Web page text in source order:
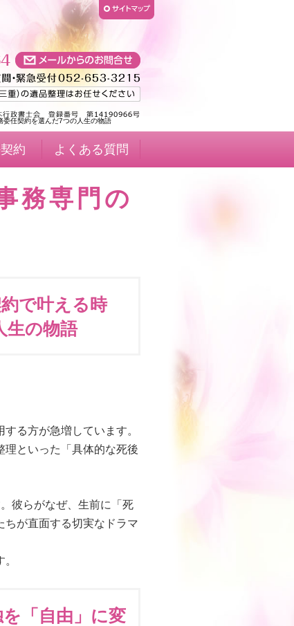
委任契約を選んだ7つの人生の物語
約 よくある質問
務専門の
で叶える時
生の物語
る方が急増しています。
理といった「具体的な死後
彼らがなぜ、生前に「死
ちが直面する切実なドラマ
「自由」に変